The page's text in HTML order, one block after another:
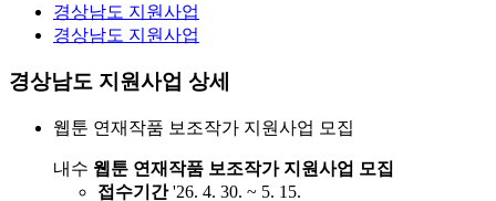
경상남도 지원사업
경상남도 지원사업
경상남도 지원사업 상세
웹툰 연재작품 보조작가 지원사업 모집
내수 웹툰 연재작품 보조작가 지원사업 모집
접수기간 '26. 4. 30. ~ 5. 15.